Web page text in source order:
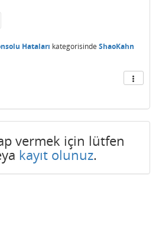
Hataları kategorisinde ShaoKahn
vermek için lütfen
kayıt olunuz.